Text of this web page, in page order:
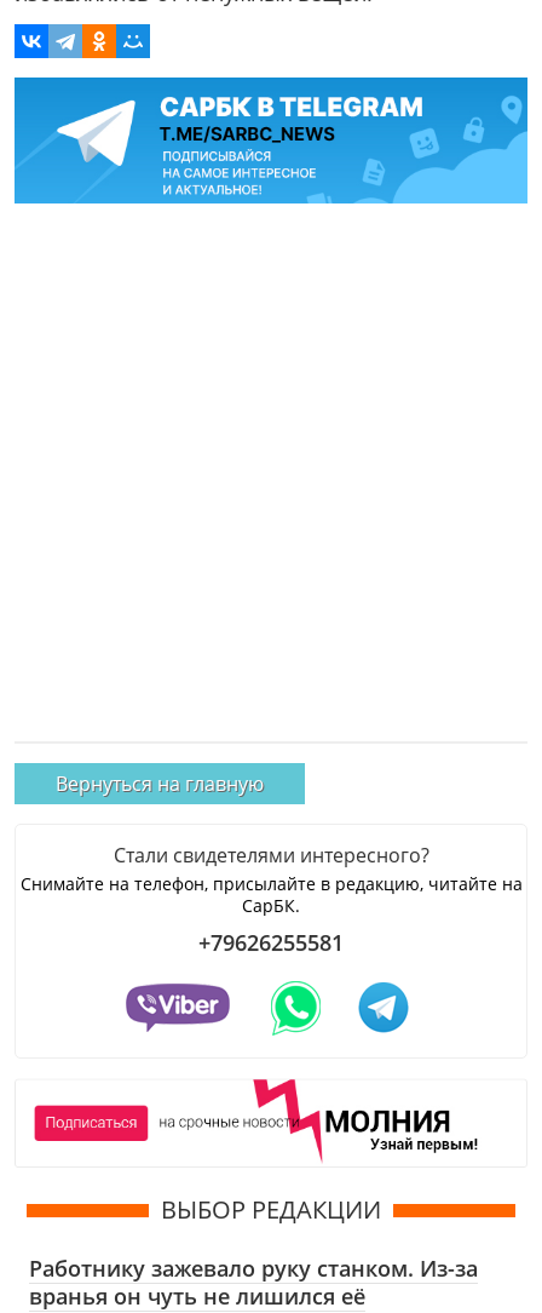
Вернуться на главную
Стали свидетелями интересного?
Снимайте на телефон, присылайте в редакцию, читайте на
СарБК.
+79626255581
ВЫБОР РЕДАКЦИИ
Работнику зажевало руку станком. Из-за
вранья он чуть не лишился её